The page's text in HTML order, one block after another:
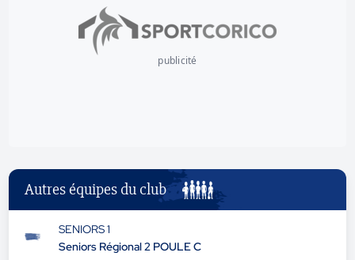
publicité
Autres équipes du club
SENIORS 1
Seniors Régional 2 POULE C